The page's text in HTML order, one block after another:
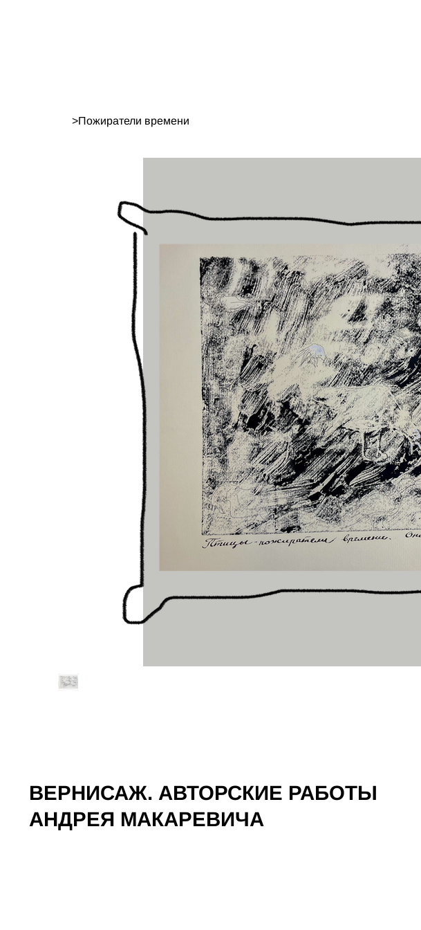
>Пожиратели времени
ВЕРНИСАЖ. АВТОРСКИЕ РАБОТЫ
АНДРЕЯ МАКАРЕВИЧА